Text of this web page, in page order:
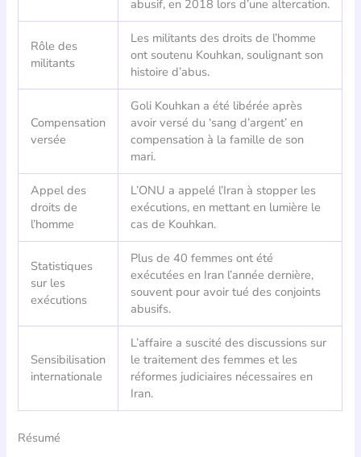
abusif, en 2018 lors d’une altercation.
Rôle des
militants
Les militants des droits de l’homme
ont soutenu Kouhkan, soulignant son
histoire d’abus.
Compensation
versée
Goli Kouhkan a été libérée après
avoir versé du ‘sang d’argent’ en
compensation à la famille de son
mari.
Appel des
droits de
l’homme
L’ONU a appelé l’Iran à stopper les
exécutions, en mettant en lumière le
cas de Kouhkan.
Statistiques
sur les
exécutions
Plus de 40 femmes ont été
exécutées en Iran l’année dernière,
souvent pour avoir tué des conjoints
abusifs.
Sensibilisation
internationale
L’affaire a suscité des discussions sur
le traitement des femmes et les
réformes judiciaires nécessaires en
Iran.
Résumé